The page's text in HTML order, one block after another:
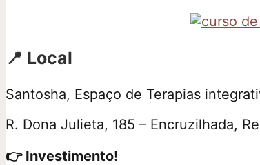
📍 Local
Santosha, Espaço de Terapias
R. Dona Julieta, 185 – Encruzilhada,
👉 Investimento!